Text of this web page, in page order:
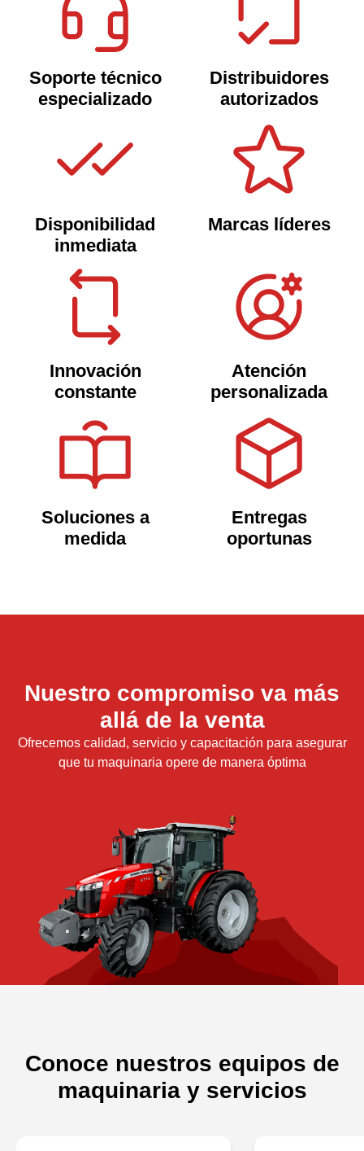
Soporte técnico
especializado
Distribuidores
autorizados
Disponibilidad
inmediata
Marcas líderes
Innovación
constante
Atención
personalizada
Soluciones a
medida
Entregas
oportunas
Nuestro compromiso va más
allá de la venta
Ofrecemos calidad, servicio y capacitación para asegurar
que tu maquinaria opere de manera óptima
Conoce nuestros equipos de
maquinaria y servicios